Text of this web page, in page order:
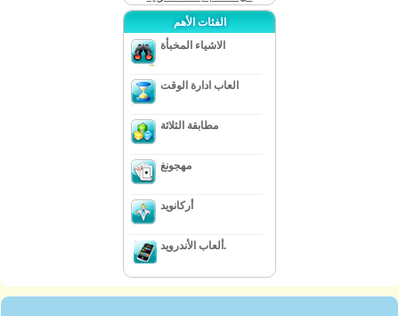
الفئات الأهم
الاشياء المخبأة
العاب ادارة الوقت
مطابقة الثلاثة
مهجونغ
أركانويد
ألعاب الأندرويد.